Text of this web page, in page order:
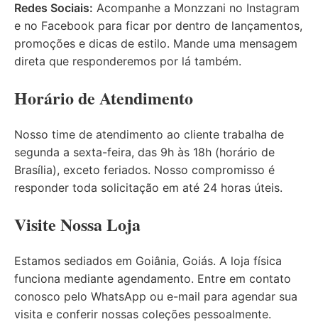
Redes Sociais: Acompanhe a Monzzani no Instagram
e no Facebook para ficar por dentro de lançamentos,
promoções e dicas de estilo. Mande uma mensagem
direta que responderemos por lá também.
Horário de Atendimento
Nosso time de atendimento ao cliente trabalha de
segunda a sexta-feira, das 9h às 18h (horário de
Brasília), exceto feriados. Nosso compromisso é
responder toda solicitação em até 24 horas úteis.
Visite Nossa Loja
Estamos sediados em Goiânia, Goiás. A loja física
funciona mediante agendamento. Entre em contato
conosco pelo WhatsApp ou e-mail para agendar sua
visita e conferir nossas coleções pessoalmente.